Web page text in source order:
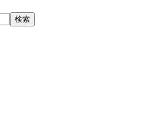
検索